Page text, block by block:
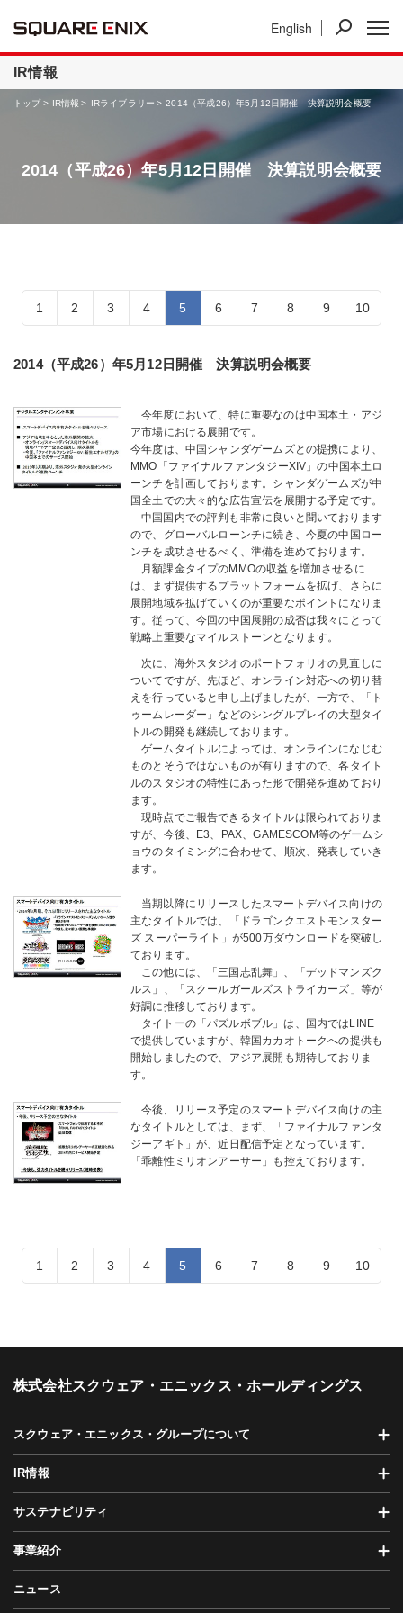
English
IR情報 事業紹介
IR情報
トップ IR情報 IRライブラリー 2014（平成26）年5月12日開催 決算説明会概要
2014（平成26）年5月12日開催 決算説明会概要
1 2 3 4 5 6 7 8 9 10
2014（平成26）年5月12日開催 決算説明会概要
今年度において、特に重要なのは中国本土・アジ
ア市場における展開です。
今年度は、中国シャンダゲームズとの提携により、
MMO「ファイナルファンタジーXIV」の中国本土ロ
ーンチを計画しております。シャンダゲームズが中
国全土での大々的な広告宣伝を展開する予定です。
中国国内での評判も非常に良いと聞いております
ので、グローバルローンチに続き、今夏の中国ロー
ンチを成功させるべく、準備を進めております。
月額課金タイプのMMOの収益を増加させるに
は、まず提供するプラットフォームを拡げ、さらに
展開地域を拡げていくのが重要なポイントになりま
す。従って、今回の中国展開の成否は我々にとって
戦略上重要なマイルストーンとなります。
次に、海外スタジオのポートフォリオの見直しに
ついてですが、先ほど、オンライン対応への切り替
えを行っていると申し上げましたが、一方で、「ト
ゥームレーダー」などのシングルプレイの大型タイ
トルの開発も継続しております。
ゲームタイトルによっては、オンラインになじむ
ものとそうではないものが有りますので、各タイト
ルのスタジオの特性にあった形で開発を進めており
ます。
現時点でご報告できるタイトルは限られておりま
すが、今後、E3、PAX、GAMESCOM等のゲームシ
ョウのタイミングに合わせて、順次、発表していき
ます。
当期以降にリリースしたスマートデバイス向けの
主なタイトルでは、「ドラゴンクエストモンスター
ズ スーパーライト」が500万ダウンロードを突破し
ております。
この他には、「三国志乱舞」、「デッドマンズク
ルス」、「スクールガールズストライカーズ」等が
好調に推移しております。
タイトーの「パズルボブル」は、国内ではLINE
で提供していますが、韓国カカオトークへの提供も
開始しましたので、アジア展開も期待しておりま
す。
今後、リリース予定のスマートデバイス向けの主
なタイトルとしては、まず、「ファイナルファンタ
ジーアギト」が、近日配信予定となっています。
「乖離性ミリオンアーサー」も控えております。
1 2 3 4 5 6 7 8 9 10
株式会社スクウェア・エニックス・ホールディングス
スクウェア・エニックス・グループについて
IR情報
サステナビリティ
事業紹介
ニュース